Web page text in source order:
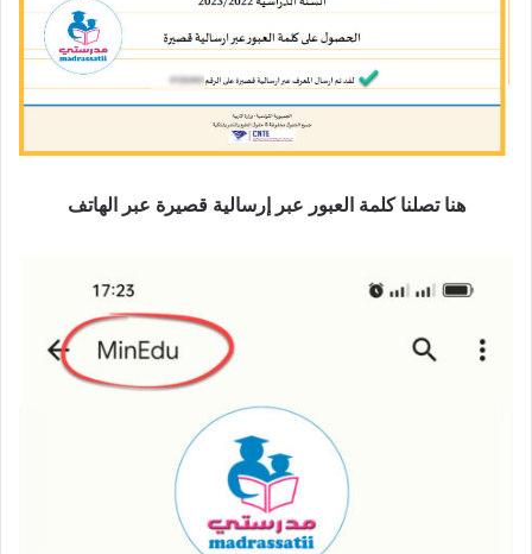
هنا تصلنا كلمة العبور عبر إرسالية قصيرة عبر الهاتف